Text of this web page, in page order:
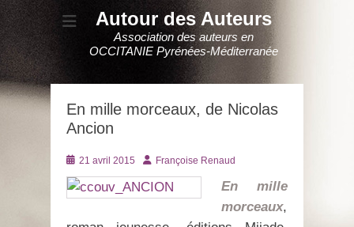
Autour des Auteurs
Association des auteurs en
OCCITANIE Pyrénées-Méditerranée
En mille morceaux, de Nicolas
Ancion
Posté
le
21 avril 2015 AuteurFrançoise Renaud
En mille
morceaux,